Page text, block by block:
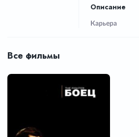
Описание
Карьера
Все фильмы